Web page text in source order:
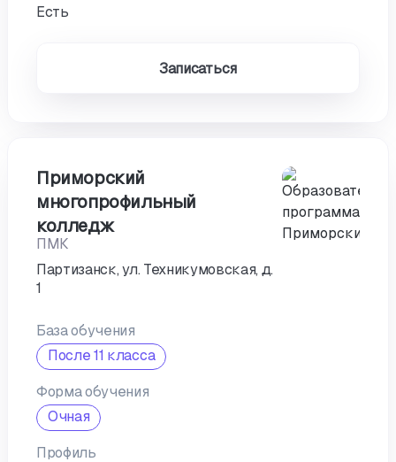
Есть
Записаться
Приморский
многопрофильный
колледж
ПМК
Партизанск, ул. Техникумовская, д.
1
База обучения
После 11 класса
Форма обучения
Очная
Профиль